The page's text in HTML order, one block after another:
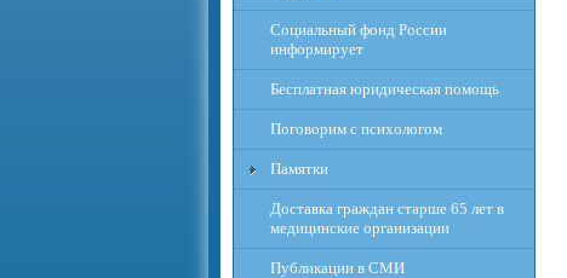
Социальный фонд России
информирует
Бесплатная юридическая помощь
Поговорим с психологом
Памятки
Доставка граждан старше 65 лет в
медицинские организации
Публикации в СМИ